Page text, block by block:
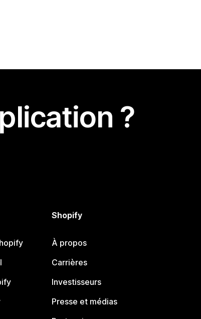
?
Shopify
À propos
Carrières
Investisseurs
Presse et médias